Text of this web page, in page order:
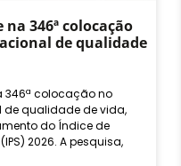
346ª colocação
de qualidade
346ª colocação no
qualidade de vida,
do Índice de
2026. A pesquisa,